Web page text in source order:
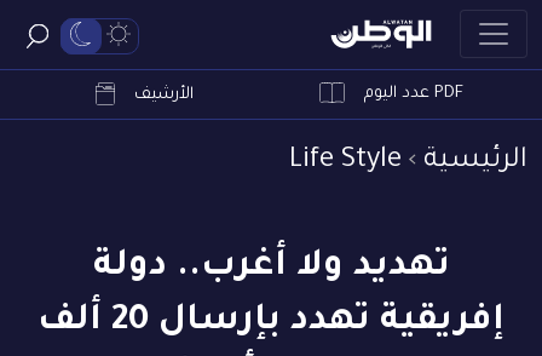
PDF عدد اليوم الأرشيف
الرئيسية Life Style
تهديد ولا أغرب.. دولة
إفريقية تهدد بإرسال 20 ألف